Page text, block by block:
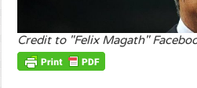
Credit to "Felix Magath"